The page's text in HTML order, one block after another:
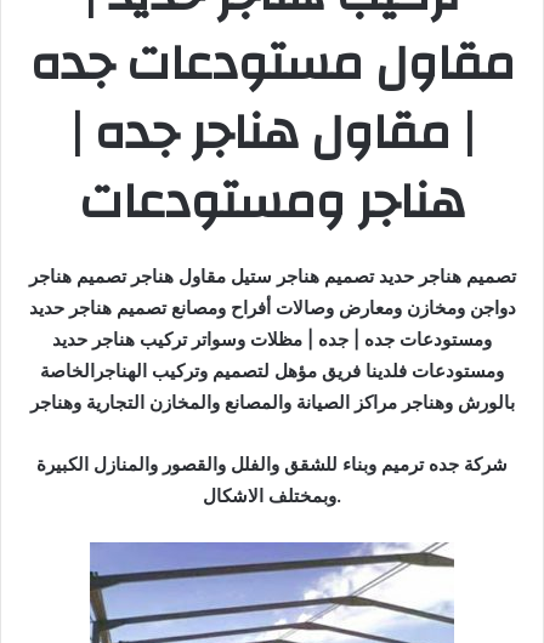
مقاول مستودعات جده
| مقاول هناجر جده |
هناجر ومستودعات
تصميم هناجر حديد تصميم هناجر ستيل مقاول هناجر تصميم هناجر
دواجن ومخازن ومعارض وصالات أفراح ومصانع تصميم هناجر حديد
ومستودعات جده | جده | مظلات وسواتر تركيب هناجر حديد
ومستودعات فلدينا فريق مؤهل لتصميم وتركيب الهناجرالخاصة
بالورش وهناجر مراكز الصيانة والمصانع والمخازن التجارية وهناجر
شركة جده ترميم وبناء للشقق والفلل والقصور والمنازل الكبيرة
وبمختلف الاشكال.